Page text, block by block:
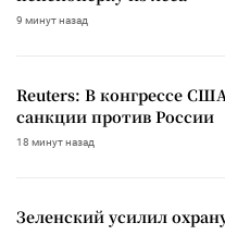
9 минут назад
Reuters: В конгрессе
санкции против России
18 минут назад
Зеленский усилил